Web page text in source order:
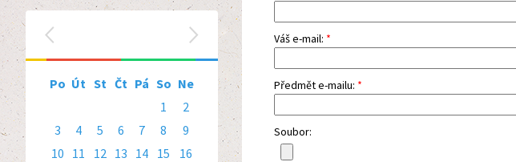
Váš e-mail: *
Předmět e-mailu: *
Soubor:
‹ ›
Po Út St Čt Pá So Ne
1
2
3
4 5 6 7 8
9
10 11 12 13 14 15
16